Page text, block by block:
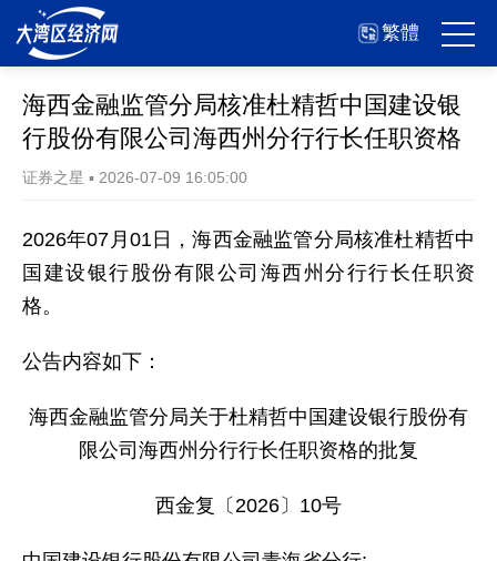
繁體
海西金融监管分局核准杜精哲中国建设银
行股份有限公司海西州分行行长任职资格
证券之星 ▪ 2026-07-09 16:05:00
2026年07月01日，海西金融监管分局核准杜精哲中
国建设银行股份有限公司海西州分行行长任职资
格。
公告内容如下：
海西金融监管分局关于杜精哲中国建设银行股份有
限公司海西州分行行长任职资格的批复
西金复〔2026〕10号